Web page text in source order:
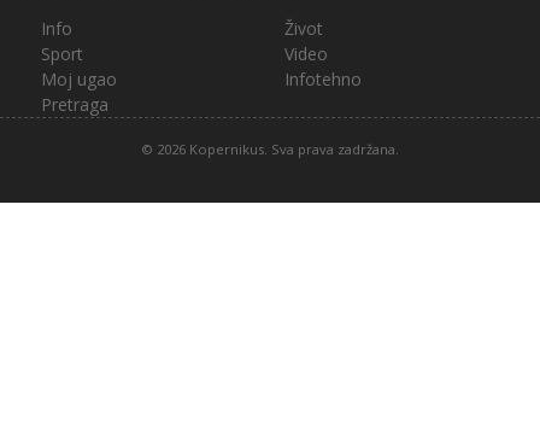
Info
Život
Sport
Video
Moj ugao
Infotehno
Pretraga
© 2026 Kopernikus. Sva prava zadržana.